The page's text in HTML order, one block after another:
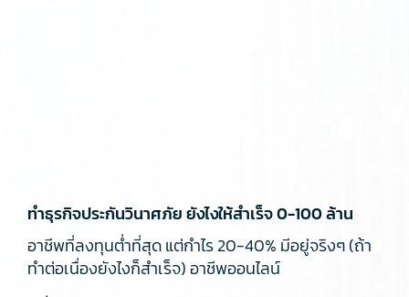
ทำธุรกิจประกันวินาศภัย ยังไงให้สำเร็จ 0-100 ล้าน
อาชีพที่ลงทุนต่ำที่สุด แต่กำไร 20-40% มีอยู่จริงๆ (ถ้า
ทำต่อเนื่องยังไงก็สำเร็จ) อาชีพออนไลน์